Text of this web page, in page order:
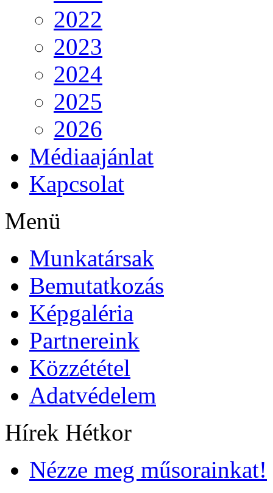
2022
2023
2024
2025
2026
Médiaajánlat
Kapcsolat
Menü
Munkatársak
Bemutatkozás
Képgaléria
Partnereink
Közzététel
Adatvédelem
Hírek Hétkor
Nézze meg műsorainkat!